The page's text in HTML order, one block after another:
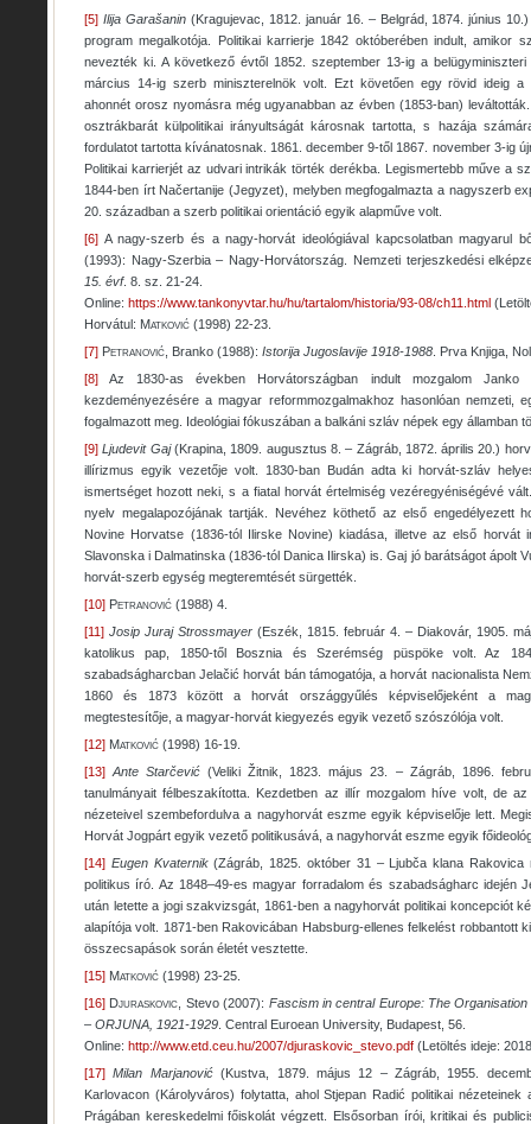
[5] Ilija Garašanin(Kragujevac, 1812. január 16. – Belgrád, 1874. június
program megalkotója. Politikai karrierje 1842 októberében indult, amikor
nevezték ki. A következő évtől 1852. szeptember 13-ig a
március 14-ig szerb miniszterelnök volt. Ezt követően egy rövid ideig a
ahonnét orosz nyomásra még ugyanabban az évben (1853-ban)
osztrákbarát külpolitikai irányultságát károsnak tartotta, s hazája
fordulatot tartotta kívánatosnak. 1861. december 9-től 1867. november 3-ig
Politikai karrierjét az udvari intrikák törték derékba. Legismertebb műve a
1844-ben írt Načertanije (Jegyzet), melyben megfogalmazta a nagyszerb
20. században a szerb politikai orientáció egyik alapműve volt.
[6] A nagy-szerb és a nagy-horvát ideológiával kapcsolatban magyarul
(1993): Nagy-Szerbia – Nagy-Horvátország. Nemzeti terjeszkedési
15. évf. 8. sz. 21-24.
Online: https://www.tankonyvtar.hu/hu/tartalom/historia/93-08/ch11.html
Horvátul: Matković (1998) 22-23.
[7] Petranović , Branko (1988): Istorija Jugoslavije 1918-1988 . Prva Knjiga,
[8] Az 1830-as években Horvátországban indult mozgalom Janko
kezdeményezésére a magyar reformmozgalmakhoz hasonlóan nemzeti,
fogalmazott meg. Ideológiai fókuszában a balkáni szláv népek egy államban
[9] Ljudevit Gaj(Krapina, 1809. augusztus 8. – Zágráb, 1872. április 20.)
illírizmus egyik vezetője volt. 1830-ban Budán adta ki horvát-szláv
ismertséget hozott neki, s a fiatal horvát értelmiség vezéregyéniségévé
nyelv megalapozójának tartják. Nevéhez köthető az első engedélyezett
Novine Horvatse (1836-tól Ilirske Novine) kiadása, illetve az első horvát
Slavonska i Dalmatinska (1836-tól Danica Ilirska) is. Gaj jó barátságot ápolt
horvát-szerb egység megteremtését sürgették.
[10] Petranović (1988) 4.
[11] Josip Juraj Strossmayer (Eszék, 1815. február 4. – Diakovár, 1905.
katolikus pap, 1850-től Bosznia és Szerémség püspöke volt. Az
szabadságharcban Jelačić horvát bán támogatója, a horvát nacionalista
1860 és 1873 között a horvát országgyűlés képviselőjeként a
megtestesítője, a magyar-horvát kiegyezés egyik vezető szószólója volt.
[12] Matković (1998) 16-19.
[13] Ante Starčević (Veliki Žitnik, 1823. május 23. – Zágráb, 1896.
tanulmányait félbeszakította. Kezdetben az illír mozgalom híve volt, de
nézeteivel szembefordulva a nagyhorvát eszme egyik képviselője lett.
Horvát Jogpárt egyik vezető politikusává, a nagyhorvát eszme egyik
[14] Eugen Kvaternik(Zágráb, 1825. október 31 – Ljubča klana Rakovica
politikus író. Az 1848–49-es magyar forradalom és szabadságharc idején
után letette a jogi szakvizsgát, 1861-ben a nagyhorvát politikai koncepciót
alapítója volt. 1871-ben Rakovicában Habsburg-ellenes felkelést robbantott
összecsapások során életét vesztette.
[15] Matković (1998) 23-25.
[16] Djuraskovic , Stevo (2007): Fascism in central Europe: The
– ORJUNA, 1921-1929 . Central Euroean University, Budapest, 56.
Online: http://www.etd.ceu.hu/2007/djuraskovic_stevo.pdf (Letöltés ideje:
[17] Milan Marjanović(Kustva, 1879. május 12 – Zágráb, 1955.
Karlovacon (Károlyváros) folytatta, ahol Stjepan Radić politikai
Prágában kereskedelmi főiskolát végzett. Elsősorban írói, kritikai és